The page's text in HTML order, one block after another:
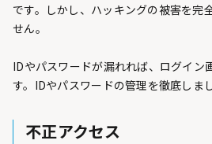
です。しかし、ハッキングの被害を完
せん。
IDやパスワードが漏れれば、ログイン
す。IDやパスワードの管理を徹底しまし
不正アクセス